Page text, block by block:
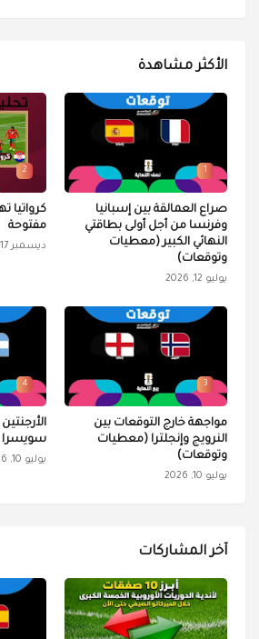
الأكثر مشاهدة
1
صراع العمالقة بين إسبانيا
وفرنسا من أجل أولى بطاقتي
النهائي الكبير (معطيات
وتوقعات)
يوليو 12, 2026
2
كرواتيا
مفتوحة
ديسمبر 17, 2022
3
مواجهة خارج التوقعات بين
النرويج وإنجلترا (معطيات
وتوقعات)
يوليو 10, 2026
4
سويسرا
يوليو 10, 2026
آخر المشاركات